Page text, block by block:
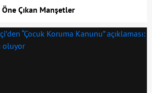
Öne Çıkan Manşetler